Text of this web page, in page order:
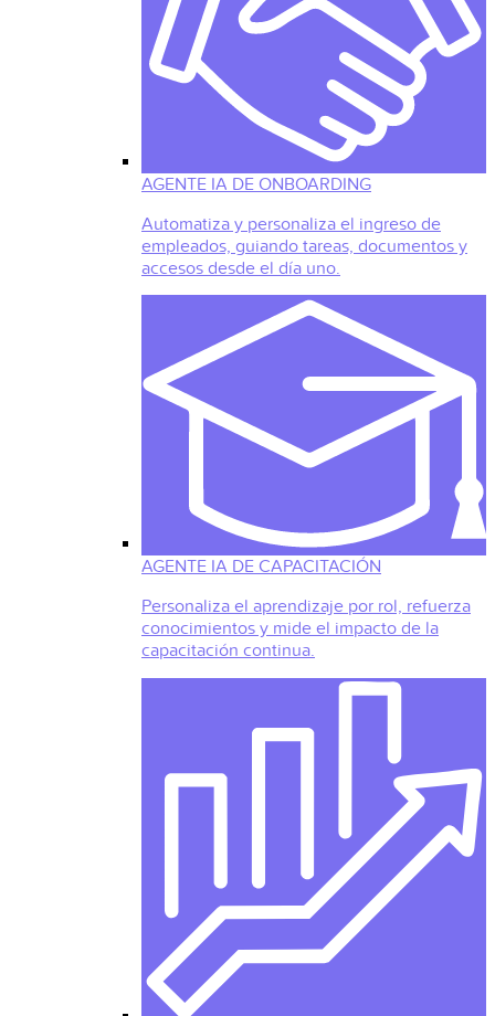
AGENTE IA DE ONBOARDING
Automatiza y personaliza el ingreso de
empleados, guiando tareas, documentos y
accesos desde el día uno.
AGENTE IA DE CAPACITACIÓN
Personaliza el aprendizaje por rol, refuerza
conocimientos y mide el impacto de la
capacitación continua.